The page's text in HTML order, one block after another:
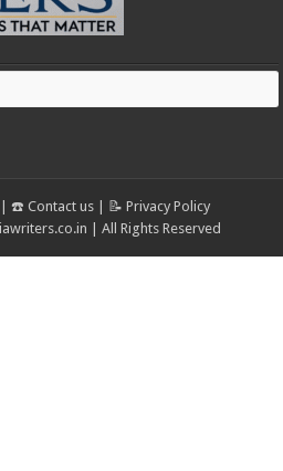
☎️ Contact us|
📝 Privacy Policy
| All Rights Reserved